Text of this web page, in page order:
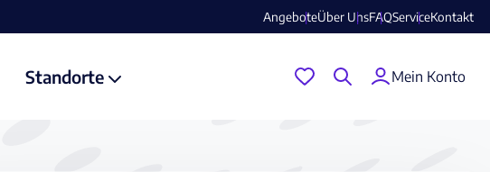
AngeboteÜber UnsFAQServiceKontakt
Mein Konto
Standorte